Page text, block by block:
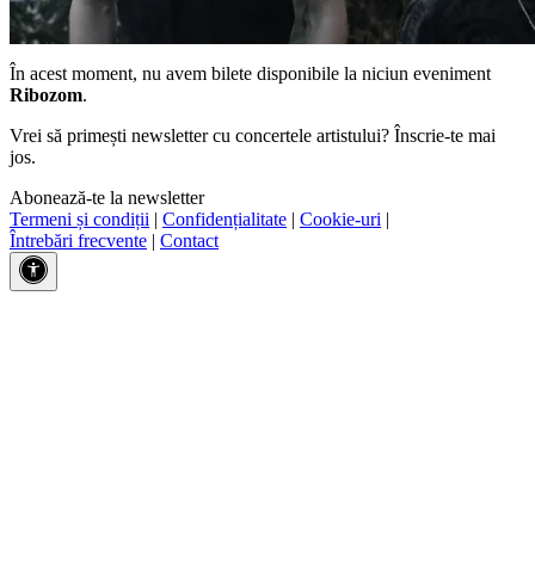
În acest moment, nu avem bilete disponibile la niciun eveniment
Ribozom.
Vrei să primești newsletter cu concertele artistului? Înscrie-te mai
jos.
Abonează-te la newsletter
Termeni și condiții | Confidențialitate | Cookie-uri |
Întrebări frecvente | Contact